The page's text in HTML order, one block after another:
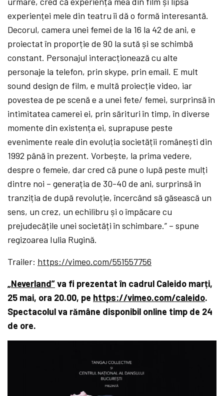
experienței mele din teatru îi dă o formă interesantă.
Decorul, camera unei femei de la 16 la 42 de ani, e
proiectat în proporție de 90 la sută și se schimbă
constant. Personajul interacționează cu alte
personaje la telefon, prin skype, prin email. E mult
sound design de film, e multă proiecție video, iar
povestea de pe scenă e a unei fete/ femei, surprinsă în
intimitatea camerei ei, prin sărituri în timp, în diverse
momente din existența ei, suprapuse peste
evenimente reale din evoluția societății românești din
1992 până în prezent. Vorbește, la prima vedere,
despre o femeie, dar cred că pune o lupă peste mulți
dintre noi – generația de 30-40 de ani, surprinsă în
tranziția de după revoluție, încercând să găsească un
sens, un crez, un echilibru și o împăcare cu
prejudecățile unei societăți în schimbare.” – spune
regizoarea Iulia Rugină.
Trailer: https://vimeo.com/551557756
„Neverland”va fi prezentat în cadrul Caleido marți,
25 mai, ora 20.00, pe https://vimeo.com/caleido.
Spectacolul va rămâne disponibil online timp de 24
de ore.